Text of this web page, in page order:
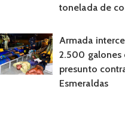
tonelada de
Armada
2.500 galones
presunto
Esmeraldas